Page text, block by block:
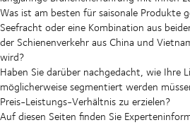
Was ist am besten für saisonale Produkte
Seefracht oder eine Kombination aus
der Schienenverkehr aus China und
wird?
Haben Sie darüber nachgedacht, wie Ihre
möglicherweise segmentiert werden
Preis-Leistungs-Verhältnis zu erzielen?
Auf diesen Seiten finden Sie